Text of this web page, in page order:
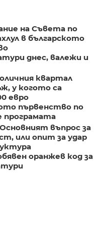
на Съвета по
в българското
днес, валежи и
квартал
у когото са
евро
първенство по
въпрос за
или опит за удар
оранжев код за